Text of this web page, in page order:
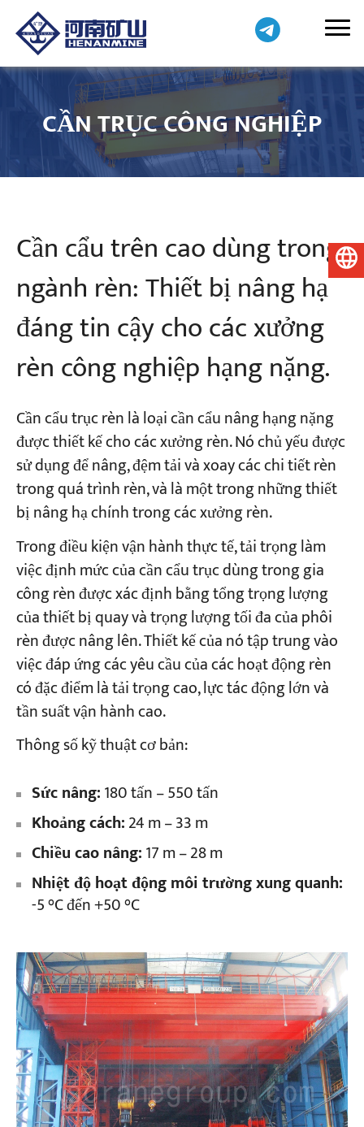
Blog
Các ứng dụng
Liên hệ chúng tôi
CẦN TRỤC CÔNG NGHIỆP
Cần cẩu trên cao dùng trong
ngành rèn: Thiết bị nâng hạ
đáng tin cậy cho các xưởng
rèn công nghiệp hạng nặng.
Cần cẩu trục rèn là loại cần cẩu nâng hạng nặng
được thiết kế cho các xưởng rèn. Nó chủ yếu được
sử dụng để nâng, đệm tải và xoay các chi tiết rèn
trong quá trình rèn, và là một trong những thiết
bị nâng hạ chính trong các xưởng rèn.
Trong điều kiện vận hành thực tế, tải trọng làm
việc định mức của cần cẩu trục dùng trong gia
công rèn được xác định bằng tổng trọng lượng
của thiết bị quay và trọng lượng tối đa của phôi
rèn được nâng lên. Thiết kế của nó tập trung vào
việc đáp ứng các yêu cầu của các hoạt động rèn
có đặc điểm là tải trọng cao, lực tác động lớn và
tần suất vận hành cao.
Thông số kỹ thuật cơ bản:
Sức nâng:180 tấn – 550 tấn
Khoảng cách:24 m – 33 m
Chiều cao nâng:17 m – 28 m
Nhiệt độ hoạt động môi trường xung quanh:
-5 °C đến +50 °C
Tiếng Việt